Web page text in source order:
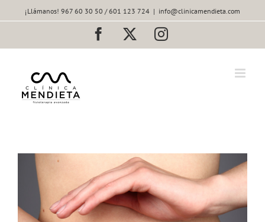
¡Llámanos! 967 60 30 50 / 601 123 724 | info@clinicamendieta.com
Facebook Instagram